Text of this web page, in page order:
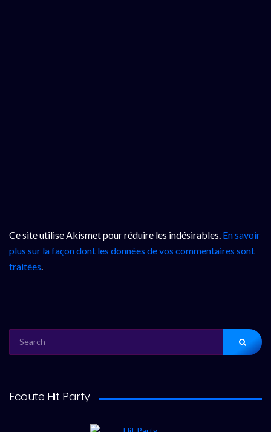
Ce site utilise Akismet pour réduire les indésirables. En savoir
plus sur la façon dont les données de vos commentaires sont
traitées.
FOR:
Ecoute Hit Party